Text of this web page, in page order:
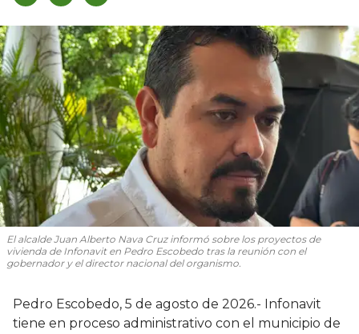
El alcalde Juan Alberto Nava Cruz informó sobre los proyectos de
vivienda de Infonavit en Pedro Escobedo tras la reunión con el
gobernador y el director nacional del organismo.
Pedro Escobedo, 5 de agosto de 2026.- Infonavit
tiene en proceso administrativo con el municipio de